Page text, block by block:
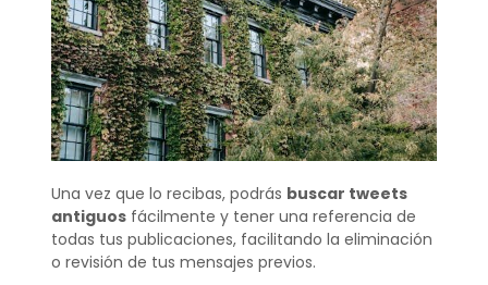
Una vez que lo recibas, podrás buscar tweets
antiguosfácilmente y tener una referencia de
todas tus publicaciones, facilitando la eliminación
o revisión de tus mensajes previos.